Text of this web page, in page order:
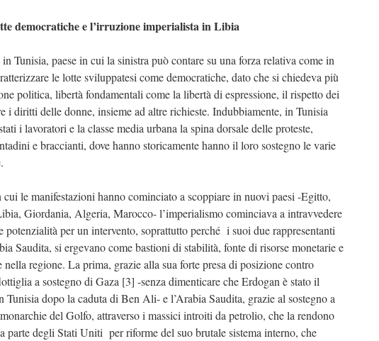
democratiche e l’irruzione imperialista in Libia
Tunisia, paese in cui la sinistra può contare su una forza relativa come in
le lotte sviluppatesi come democratiche, dato che si chiedeva più
politica, libertà fondamentali come la libertà di espressione, il rispetto dei
i diritti delle donne, insieme ad altre richieste. Indubbiamente, in Tunisia
i lavoratori e la classe media urbana la spina dorsale delle proteste,
e braccianti, dove hanno storicamente hanno il loro sostegno le varie
le manifestazioni hanno cominciato a scoppiare in nuovi paesi -Egitto,
Giordania, Algeria, Marocco- l’imperialismo cominciava a intravvedere
potenzialità per un intervento, soprattutto perché i suoi due rappresentanti
Saudita, si ergevano come bastioni di stabilità, fonte di risorse monetarie e
regione. La prima, grazie alla sua forte presa di posizione contro
a sostegno di Gaza [3] -senza dimenticare che Erdogan è stato il
Tunisia dopo la caduta di Ben Ali- e l’Arabia Saudita, grazie al sostegno a
del Golfo, attraverso i massici introiti da petrolio, che la rendono
parte degli Stati Uniti per riforme del suo brutale sistema interno, che